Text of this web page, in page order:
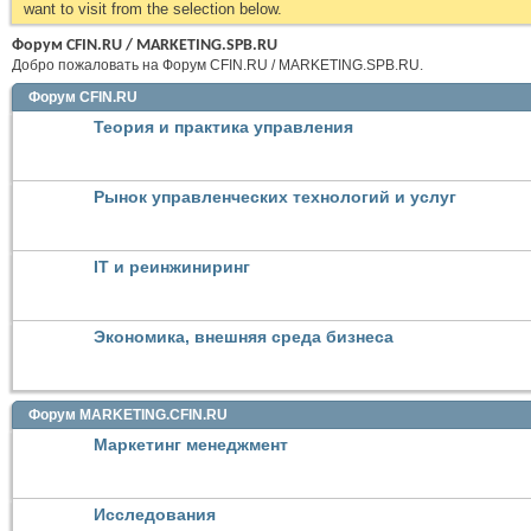
want to visit from the selection below.
Форум CFIN.RU / MARKETING.SPB.RU
Добро пожаловать на Форум CFIN.RU / MARKETING.SPB.RU.
Форум CFIN.RU
Теория и практика управления
Рынок управленческих технологий и услуг
IT и реинжиниринг
Экономика, внешняя среда бизнеса
Форум MARKETING.CFIN.RU
Маркетинг менеджмент
Исследования